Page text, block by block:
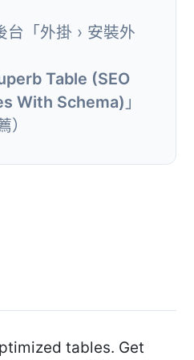
「外掛 › 安裝外
Table (SEO
With Schema) 」
tables. Get